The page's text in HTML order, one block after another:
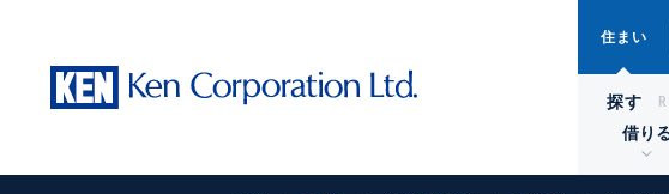
住まい
探す
借り